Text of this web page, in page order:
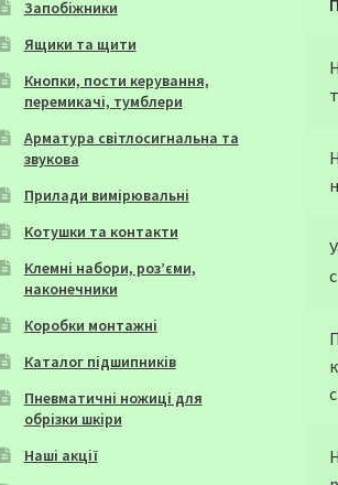
Запобіжники
Ящики та щити
Кнопки, пости керування,
перемикачі, тумблери
Арматура світлосигнальна та
звукова
Прилади вимірювальні
Котушки та контакти
Клемні набори, роз’єми,
наконечники
Коробки монтажні
Каталог підшипників
Пневматичні ножиці для
обрізки шкіри
Наші акції